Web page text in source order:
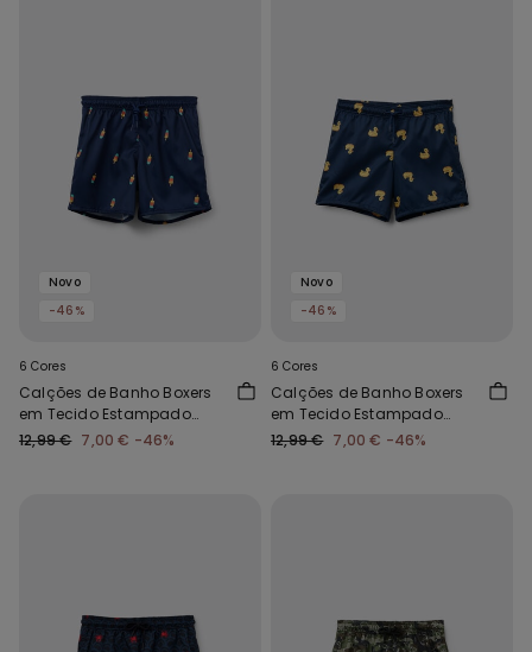
Novo
-46%
6 Cores
Calções de Banho Boxers
em Tecido Estampado
Menino
12,99 € 7,00 € -46%
Novo
-46%
6 Cores
Calções de Banho Boxers
em Tecido Estampado
Menino
12,99 € 7,00 € -46%